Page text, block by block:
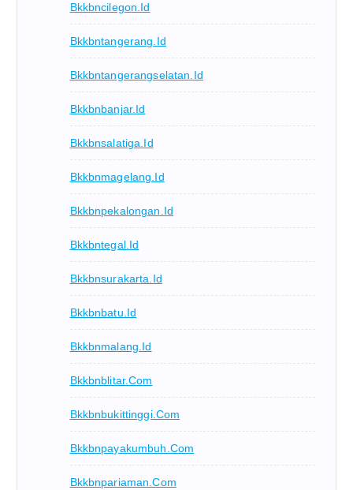
Bkkbncilegon.id
Bkkbntangerang.id
Bkkbntangerangselatan.id
Bkkbnbanjar.id
Bkkbnsalatiga.id
Bkkbnmagelang.id
Bkkbnpekalongan.id
Bkkbntegal.id
Bkkbnsurakarta.id
Bkkbnbatu.id
Bkkbnmalang.id
Bkkbnblitar.com
Bkkbnbukittinggi.com
Bkkbnpayakumbuh.com
Bkkbnpariaman.com